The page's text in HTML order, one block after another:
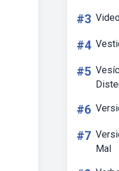
#3
#4
#5
#6
#7
Mal